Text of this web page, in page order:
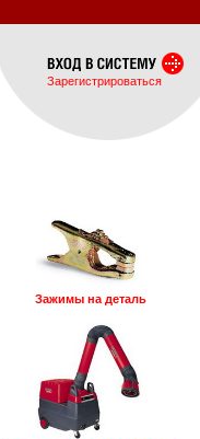
Зарегистрироваться
Зажимы на деталь